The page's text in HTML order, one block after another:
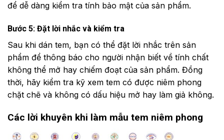
để dễ dàng kiểm tra tính bảo mật của sản phẩm.
Bước 5: Đặt lời nhắc và kiểm tra
Sau khi dán tem, bạn có thể đặt lời nhắc trên sản
phẩm để thông báo cho người nhận biết về tính chất
không thể mở hay chiếm đoạt của sản phẩm. Đồng
thời, hãy kiểm tra kỹ xem tem có được niêm phong
chặt chẽ và không có dấu hiệu mở hay làm giả không.
Các lời khuyên khi làm mẫu tem niêm phong